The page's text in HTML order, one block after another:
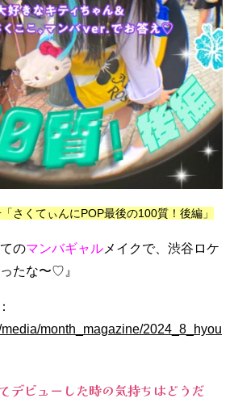
さくてぃんにPOP最後の100質！後編」
のマンバギャル メイクで、渋谷ロケ
たな〜♡』
month_magazine/2024_8_hyou
デビューした時の気持ちはどうだ